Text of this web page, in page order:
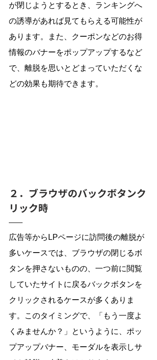
が閉じようとするとき、ランキングへ
の誘導があれば見てもらえる可能性が
あります。また、クーポンなどのお得
情報のバナーをポップアップするなど
で、離脱を思いとどまっていただくな
どの効果も期待できます。
２．ブラウザのバックボタンク
リック時
広告等からLPページに訪問後の離脱が
多いケースでは、ブラウザの閉じるボ
タンを押さないものの、一つ前に閲覧
していたサイトに戻るバックボタンを
クリックされるケースが多くありま
す。このタイミングで、「もう一度よ
くみませんか？」というように、ポッ
プアップバナー、モーダルを表示しサ